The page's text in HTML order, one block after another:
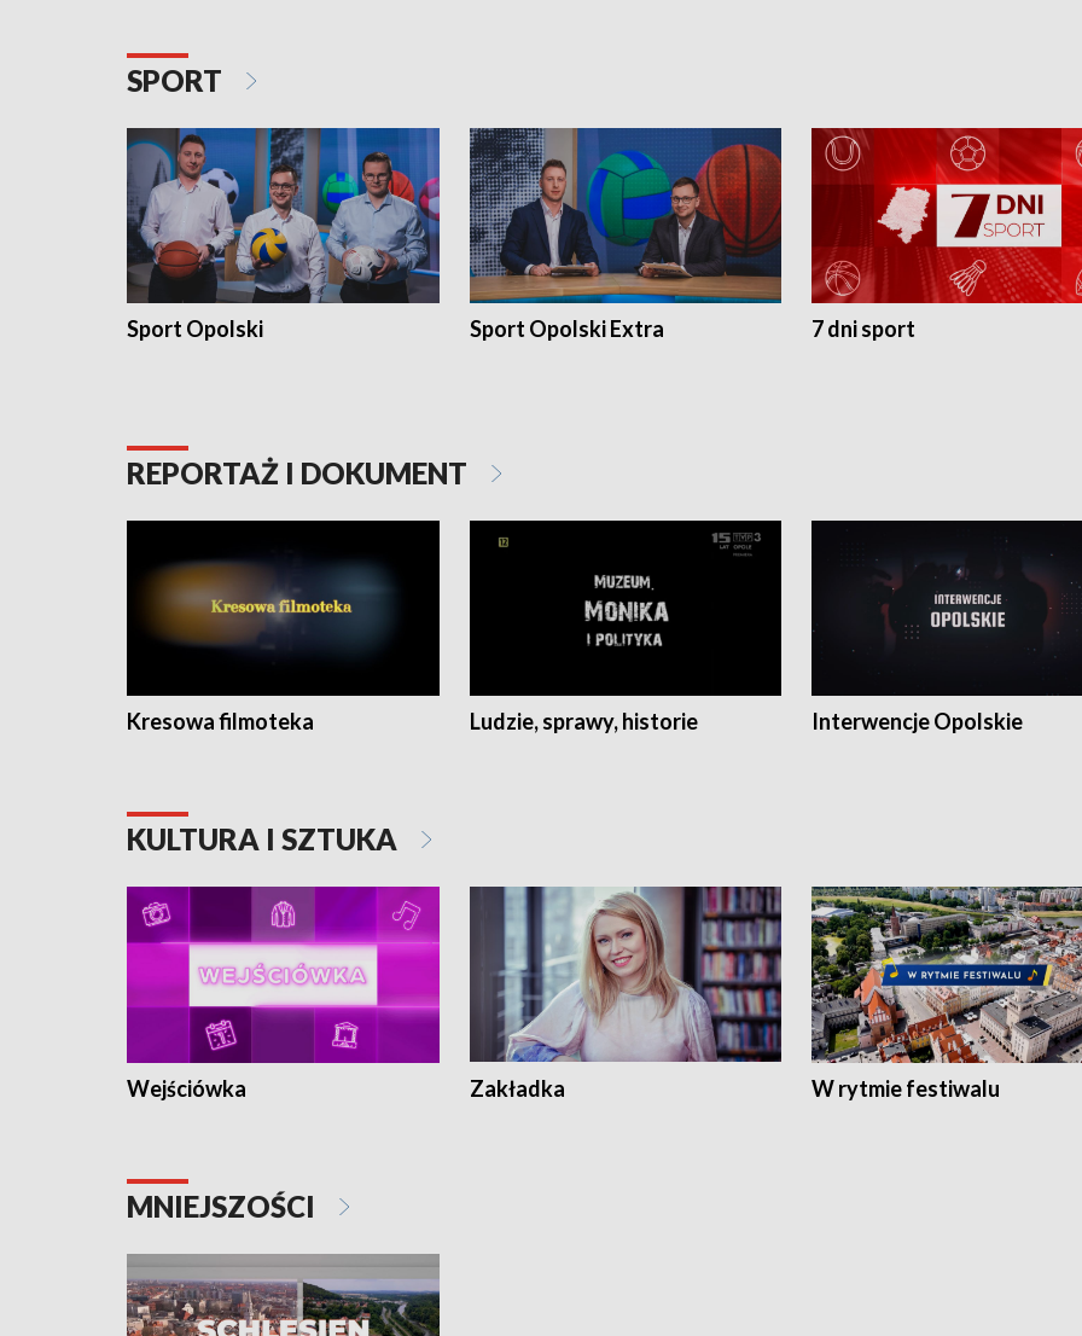
SPORT
Sport Opolski Sport Opolski Extra 7 dni sport
REPORTAŻ I DOKUMENT
Kresowa filmoteka Ludzie, sprawy, historie Interwencje Opolskie
KULTURA I SZTUKA
Wejściówka Zakładka W rytmie festiwalu
MNIEJSZOŚCI